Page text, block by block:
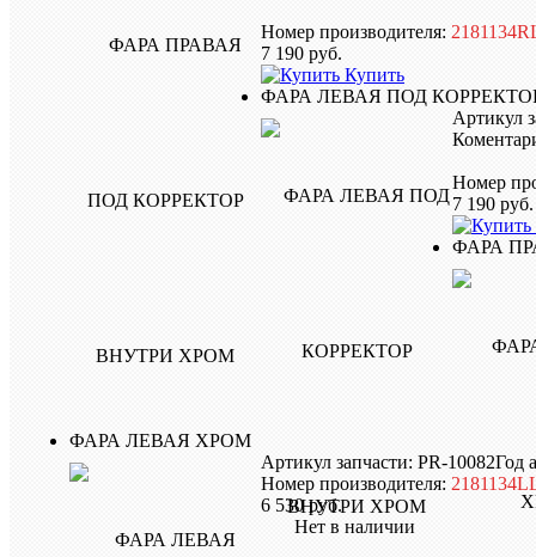
Номер производителя:
7 190 руб.
Купить
ФАРА ЛЕВАЯ ПОД
Артикул
Номер
7 190 руб.
ФАРА
ФАРА ЛЕВАЯ ХРОМ
Артикул запчасти: PR-10082Год
Номер производителя:
6 530руб.
Нет в наличии